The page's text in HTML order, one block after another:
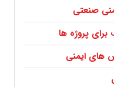
صنعتی
پروژه ها
های ایمنی